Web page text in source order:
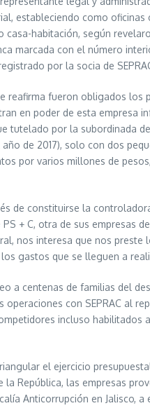
estableciendo como
habitación, según
marcada con el número
por la socia de
reafirma fueron obligados
en poder de esta
tutelado por la subordinada
de 2017), solo con dos
por varios millones de
de constituirse la
+ C, otra de sus empresas
nos interesa que nos
gastos que se lleguen a
a centenas de familias del
con SEPRAC al
incluso
el ejercicio
República, las empresas
Anticorrupción en